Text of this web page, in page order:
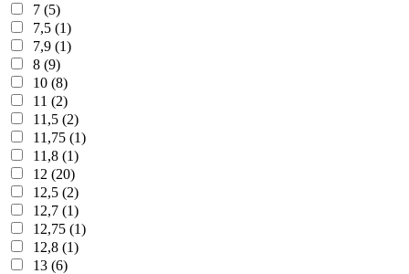
7 (5)
7,5 (1)
7,9 (1)
8 (9)
10 (8)
11 (2)
11,5 (2)
11,75 (1)
11,8 (1)
12 (20)
12,5 (2)
12,7 (1)
12,75 (1)
12,8 (1)
13 (6)